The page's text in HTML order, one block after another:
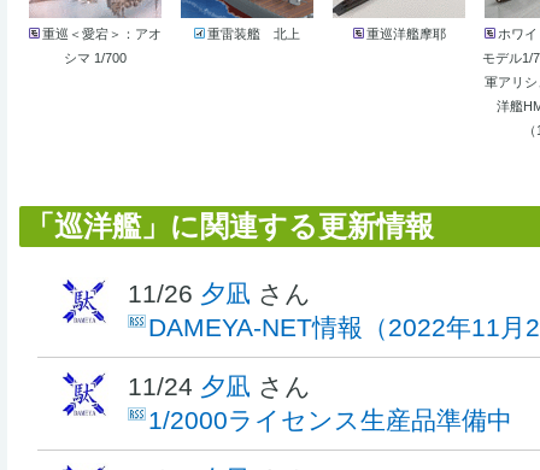
重巡＜愛宕＞：アオ
シマ 1/700
重雷装艦 北上 重巡洋艦摩耶
ホワ
モデル1/
軍アリ
洋艦
「巡洋艦」に関連する更新情報
11/26 夕凪 さん
DAMEYA-NET情報（2022年11月
11/24 夕凪 さん
1/2000ライセンス生産品準備中